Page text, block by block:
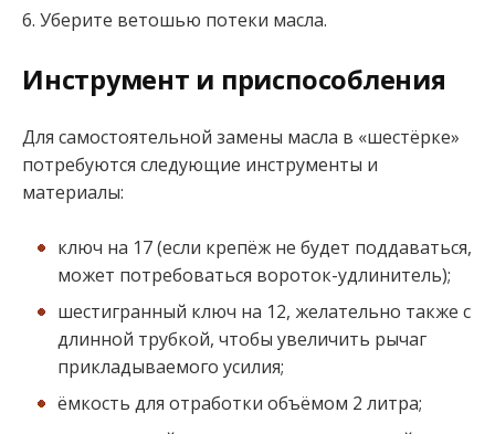
6. Уберите ветошью потеки масла.
Инструмент и приспособления
Для самостоятельной замены масла в «шестёрке»
потребуются следующие инструменты и
материалы:
ключ на 17 (если крепёж не будет поддаваться,
может потребоваться вороток-удлинитель);
шестигранный ключ на 12, желательно также с
длинной трубкой, чтобы увеличить рычаг
прикладываемого усилия;
ёмкость для отработки объёмом 2 литра;